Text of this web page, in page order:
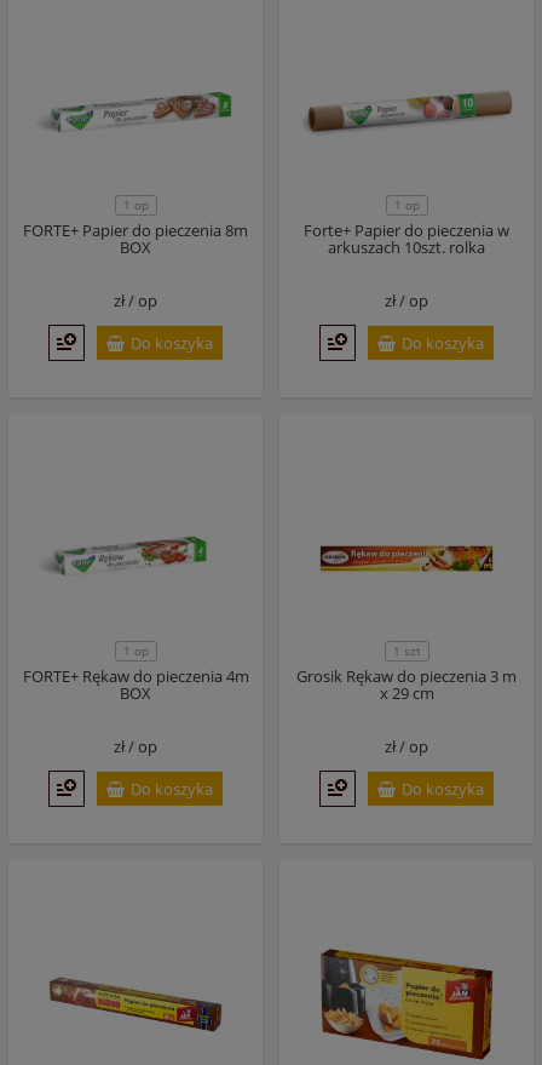
1 op
FORTE+ Papier do pieczenia 8m
BOX
zł /op
Do koszyka
1 op
Forte+ Papier do pieczenia w
arkuszach 10szt. rolka
zł /op
Do koszyka
1 op
FORTE+ Rękaw do pieczenia 4m
BOX
zł /op
Do koszyka
1 szt
Grosik Rękaw do pieczenia 3 m
x 29 cm
zł /op
Do koszyka